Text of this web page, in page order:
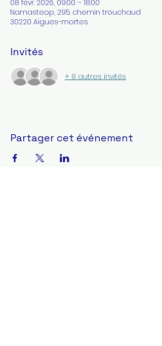
08 févr. 2026, 09:00 – 18:00
Namasteop, 295 chemin trouchaud
30220 Aigues-mortes
Invités
+ 8 autres invités
Partager cet événement